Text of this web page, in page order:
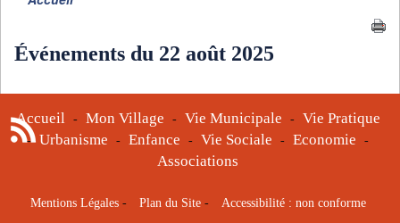
Événements du 22 août 2025
Accueil - Mon Village - Vie Municipale - Vie Pratique
- Urbanisme - Enfance - Vie Sociale - Economie -
Associations
Mentions Légales- Plan du Site- Accessibilité : non conforme